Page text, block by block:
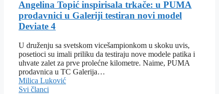
Angelina Topić inspirisala trkače: u PUMA
prodavnici u Galeriji testiran novi model
Deviate 4
U druženju sa svetskom vicešampionkom u skoku uvis,
posetioci su imali priliku da testiraju nove modele patika i
uhvate zalet za prve prolećne kilometre. Naime, PUMA
prodavnica u TC Galerija…
Milica Luković
Svi članci